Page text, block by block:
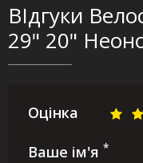
ВІдгуки
29" 20"
Оцінка
Ваше ім'я *